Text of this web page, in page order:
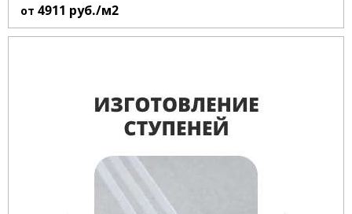
от 4911 руб./м2